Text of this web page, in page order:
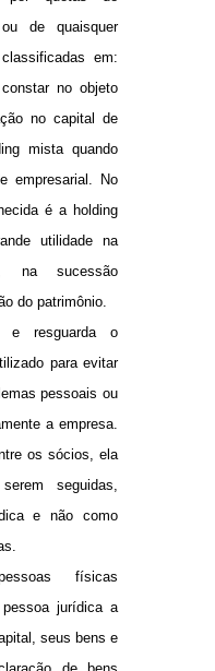
ou de quaisquer
em:
no objeto
no capital de
mista quando
empresarial. No
é a holding
utilidade na
na sucessão
do patrimônio.
e resguarda o
para evitar
pessoais ou
a empresa.
os sócios, ela
seguidas,
e não como
físicas
jurídica a
seus bens e